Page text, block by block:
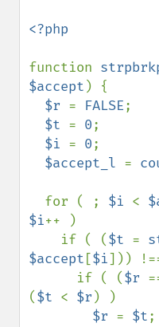
<?php
function
$accept ) {
$r = FALSE;
$t = 0;
$i = 0;
$accept_l =
  for ( ;
$i <
$i++ )
    if ( (
$t =
$accept [$i]))
      if ( (
$r
($t < $r ) )
$r = $t;